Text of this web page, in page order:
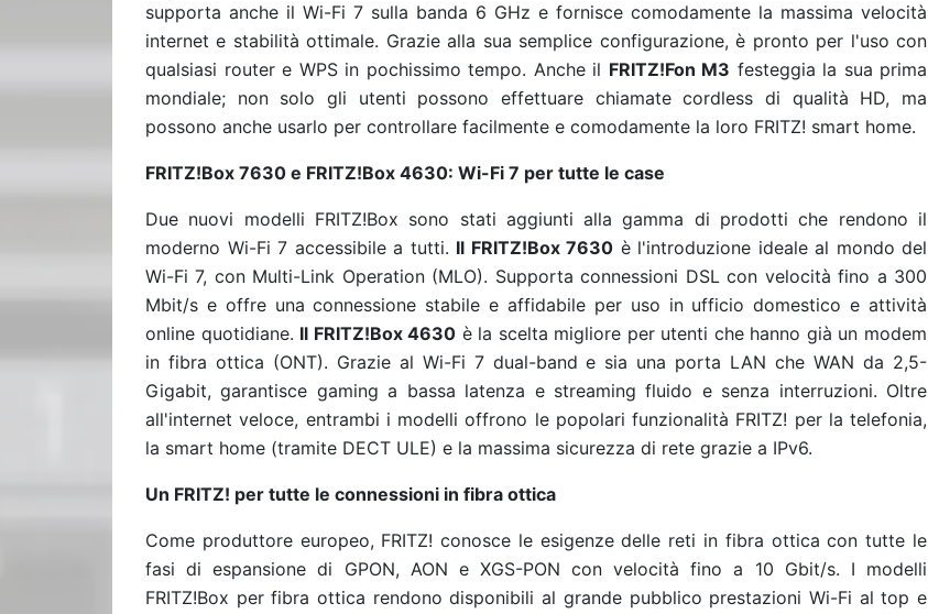
supporta anche il Wi-Fi 7 sulla banda 6 GHz e fornisce comodamente la massima velocità
internet e stabilità ottimale. Grazie alla sua semplice configurazione, è pronto per l'uso con
qualsiasi router e WPS in pochissimo tempo. Anche il FRITZ!Fon M3 festeggia la sua prima
mondiale; non solo gli utenti possono effettuare chiamate cordless di qualità HD, ma
possono anche usarlo per controllare facilmente e comodamente la loro FRITZ! smart home.
FRITZ!Box 7630 e FRITZ!Box 4630: Wi-Fi 7 per tutte le case
Due nuovi modelli FRITZ!Box sono stati aggiunti alla gamma di prodotti che rendono il
moderno Wi-Fi 7 accessibile a tutti. Il FRITZ!Box 7630 è l'introduzione ideale al mondo del
Wi-Fi 7, con Multi-Link Operation (MLO). Supporta connessioni DSL con velocità fino a 300
Mbit/s e offre una connessione stabile e affidabile per uso in ufficio domestico e attività
online quotidiane. Il FRITZ!Box 4630 è la scelta migliore per utenti che hanno già un modem
in fibra ottica (ONT). Grazie al Wi-Fi 7 dual-band e sia una porta LAN che WAN da 2,5-
Gigabit, garantisce gaming a bassa latenza e streaming fluido e senza interruzioni. Oltre
all'internet veloce, entrambi i modelli offrono le popolari funzionalità FRITZ! per la telefonia,
la smart home (tramite DECT ULE) e la massima sicurezza di rete grazie a IPv6.
Un FRITZ! per tutte le connessioni in fibra ottica
Come produttore europeo, FRITZ! conosce le esigenze delle reti in fibra ottica con tutte le
fasi di espansione di GPON, AON e XGS-PON con velocità fino a 10 Gbit/s. I modelli
FRITZ!Box per fibra ottica rendono disponibili al grande pubblico prestazioni Wi-Fi al top e